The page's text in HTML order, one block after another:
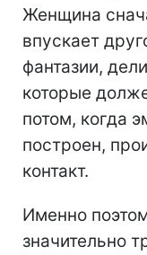
Женщина
впускает
фантазии,
которые
потом, когда
построен,
контакт.
Именно
значительно